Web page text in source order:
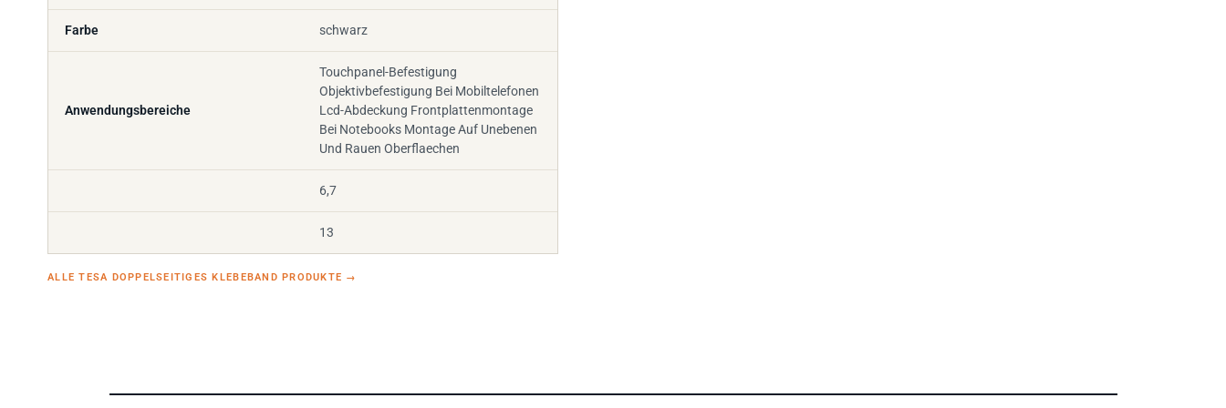
Farbe schwarz
Anwendungsbereiche
Touchpanel-Befestigung
Objektivbefestigung Bei Mobiltelefonen
Lcd-Abdeckung Frontplattenmontage
Bei Notebooks Montage Auf Unebenen
Und Rauen Oberflaechen
6,7
13